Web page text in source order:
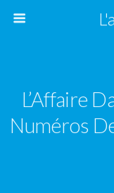
L’Affaire
Numéros